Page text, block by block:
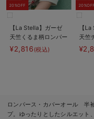
20%OFF
【La Stella】ガーゼ
天竺くるま柄ロンパー
ス
¥2,816(税込)
20%OFF
【
天竺
ース
ロンパース・カバーオール 半
プ。ゆったりとしたシルエット